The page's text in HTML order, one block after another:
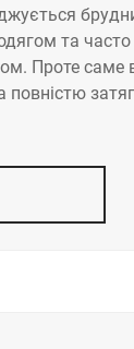
та часто
Проте саме